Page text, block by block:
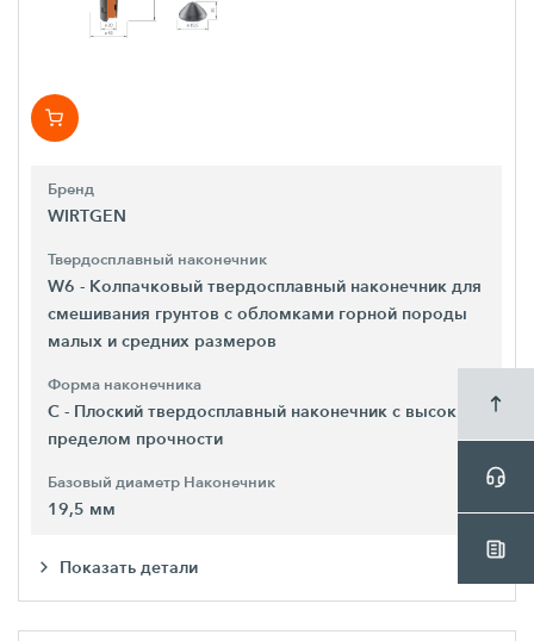
Бренд
WIRTGEN
Твердосплавный наконечник
W6 - Колпачковый твердосплавный наконечник для
смешивания грунтов с обломками горной породы
малых и средних размеров
Форма наконечника
C - Плоский твердосплавный наконечник с высоким
пределом прочности
Базовый диаметр Наконечник
19,5 мм
Показать детали